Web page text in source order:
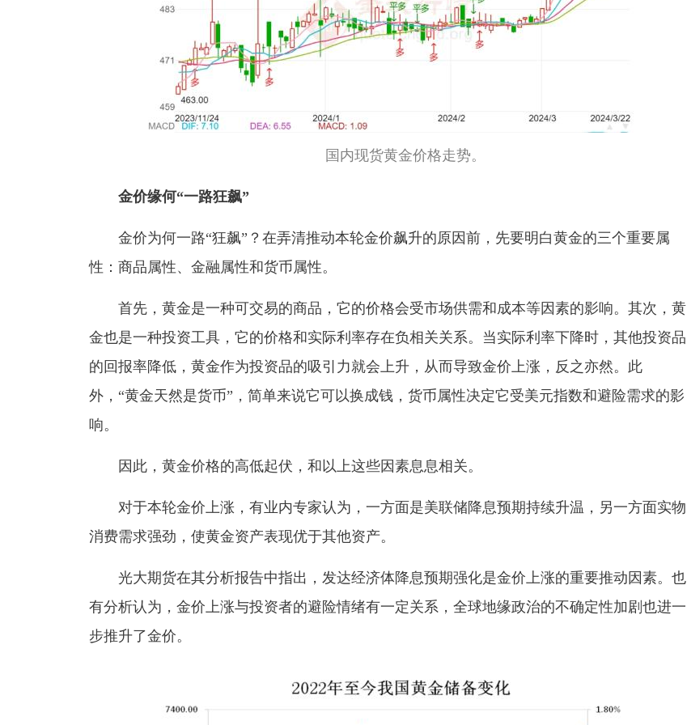
国内现货黄金价格走势。
金价缘何“一路狂飙”
金价为何一路“狂飙”？在弄清推动本轮金价飙升的原因前，先要明白黄金的三个重要属
性：商品属性、金融属性和货币属性。
首先，黄金是一种可交易的商品，它的价格会受市场供需和成本等因素的影响。其次，黄
金也是一种投资工具，它的价格和实际利率存在负相关关系。当实际利率下降时，其他投资品
的回报率降低，黄金作为投资品的吸引力就会上升，从而导致金价上涨，反之亦然。此
外，“黄金天然是货币”，简单来说它可以换成钱，货币属性决定它受美元指数和避险需求的影
响。
因此，黄金价格的高低起伏，和以上这些因素息息相关。
对于本轮金价上涨，有业内专家认为，一方面是美联储降息预期持续升温，另一方面实物
消费需求强劲，使黄金资产表现优于其他资产。
光大期货在其分析报告中指出，发达经济体降息预期强化是金价上涨的重要推动因素。也
有分析认为，金价上涨与投资者的避险情绪有一定关系，全球地缘政治的不确定性加剧也进一
步推升了金价。